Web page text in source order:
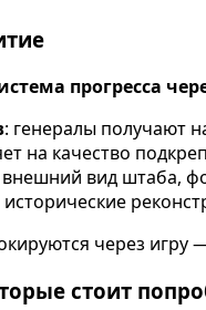
прогресса
: генералы получают
на качество
внешний вид штаба,
исторические
через игру
стоит